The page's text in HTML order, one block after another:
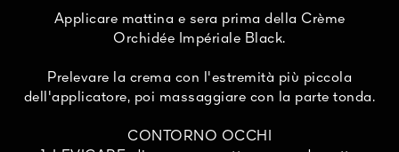
Applicare mattina e sera prima della Crème
Orchidée Impériale Black.
Prelevare la crema con l'estremità più piccola
dell'applicatore, poi massaggiare con la parte tonda.
CONTORNO OCCHI